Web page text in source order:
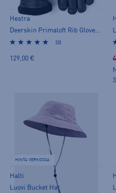
Hestra
Deerskin Primaloft Rib Gloves M
(3)
129,00 €
HINTA VERKOSSA
Halti
Luovi Bucket Hat